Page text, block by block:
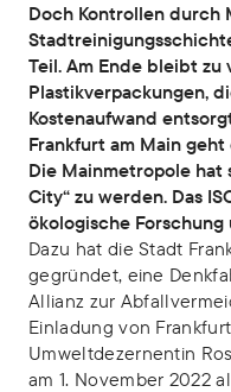
Doch Kontrollen durch
Teil. Am Ende bleibt zu
Plastikverpackungen,
Kostenaufwand
Frankfurt am Main
Die Mainmetropole hat
City“ zu werden. Das
ökologische
Dazu hat die Stadt
gegründet, eine
Allianz zur
Einladung von
Umweltdezernentin
am 1. November 2022